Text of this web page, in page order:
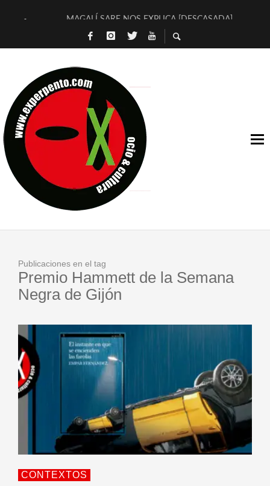
MAGALÍ SARE NOS EXPLICA [DESCASADA]
«NO TENGO PUTOS SUEÑOS»
[LA BOLA NEGRA] DE JAVIER CALVO Y JAVIER AMBROSSI
OSLO OVNIES LLEGAN CORRIENDO A ARANDA
FÉLIX CALVO NOS PRESENTA [LAS PALMERAS] (NOVELA
[EL SER QUERIDO] DE RODRIGO SOROGOYEN
ENTREVISTA A IVÁN HUMANES POR [EL LIBRO ROJO]
ARRABAL, ARRABAL, ARRABAL, ARRABEAUX
Publicaciones en el tag
Premio Hammett de la Semana
Negra de Gijón
CONTEXTOS